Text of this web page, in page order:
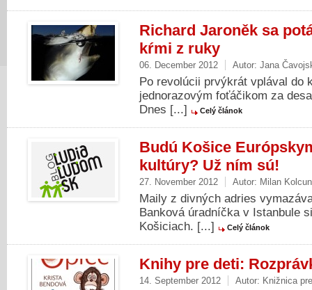
Richard Jaroněk sa
kŕmi z ruky
06. December 2012 Autor: Jana
Po revolúcii prvýkrát vplával do
jednorazovým foťáčikom za
Dnes [...]
Celý článok
Budú Košice
kultúry? Už ním sú!
27. November 2012 Autor: Milan Kolcun
Maily z divných adries
Banková úradníčka v Istanbule
Košiciach. [...]
Celý článok
Knihy pre deti:
14. September 2012 Autor: Knižnica